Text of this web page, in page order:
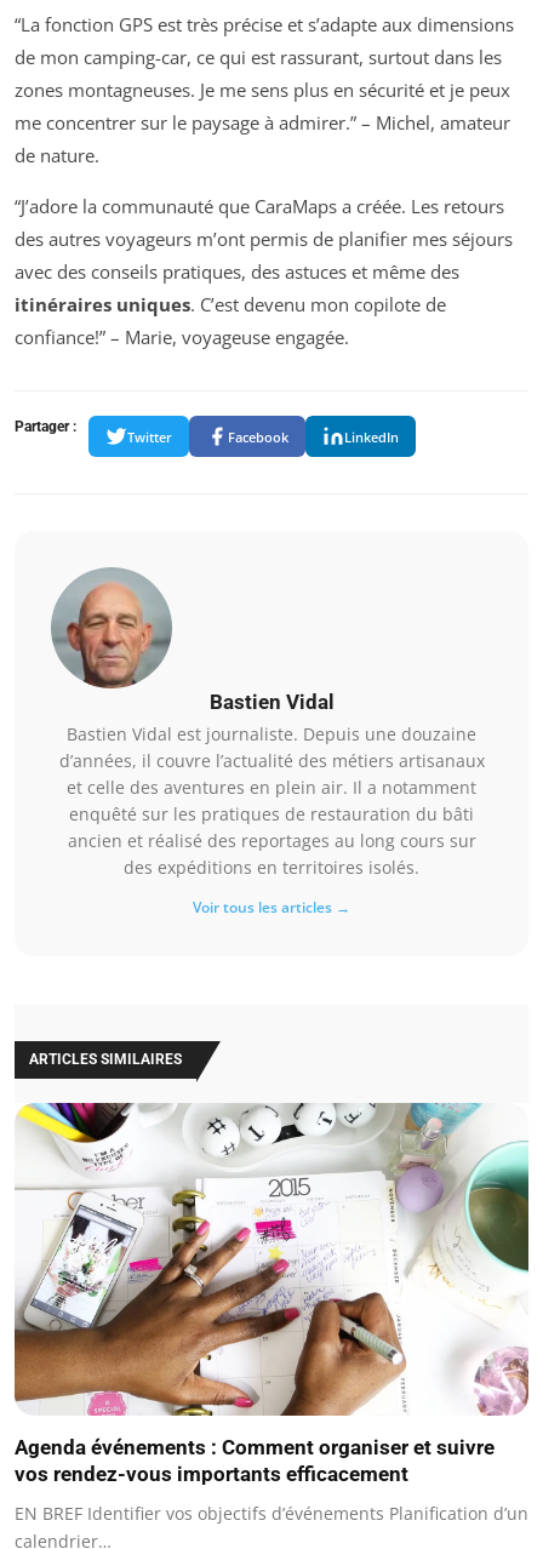
“La fonction GPS est très précise et s’adapte aux dimensions
de mon camping-car, ce qui est rassurant, surtout dans les
zones montagneuses. Je me sens plus en sécurité et je peux
me concentrer sur le paysage à admirer.” – Michel, amateur
de nature.
“J’adore la communauté que CaraMaps a créée. Les retours
des autres voyageurs m’ont permis de planifier mes séjours
avec des conseils pratiques, des astuces et même des
itinéraires uniques. C’est devenu mon copilote de
confiance!” – Marie, voyageuse engagée.
Partager :
Twitter Facebook LinkedIn
Bastien Vidal
Bastien Vidal est journaliste. Depuis une douzaine
d’années, il couvre l’actualité des métiers artisanaux
et celle des aventures en plein air. Il a notamment
enquêté sur les pratiques de restauration du bâti
ancien et réalisé des reportages au long cours sur
des expéditions en territoires isolés.
Voir tous les articles →
ARTICLES SIMILAIRES
Agenda événements : Comment organiser et suivre
vos rendez-vous importants efficacement
EN BREF Identifier vos objectifs d’événements Planification d’un
calendrier…